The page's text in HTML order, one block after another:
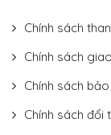
Chính sách
Chính sách
Chính sách
Chính sách đổi